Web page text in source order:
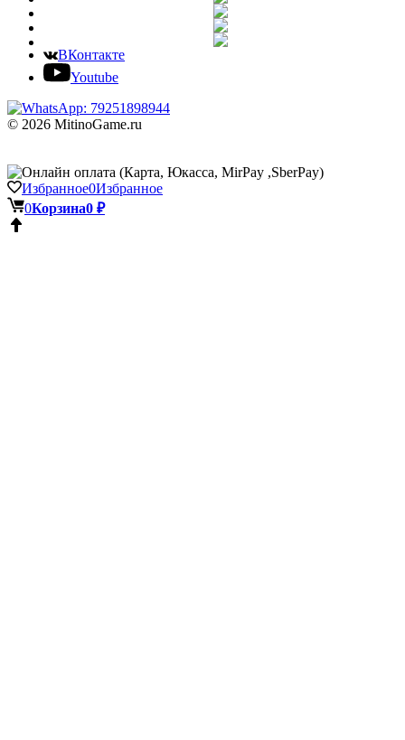
ВКонтакте
Youtube
© 2026 MitinoGame.ru
Избранное0Избранное
0Корзина0 ₽